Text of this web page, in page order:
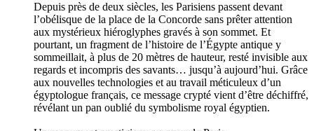
Depuis près de deux siècles, les Parisiens passent devant
l’obélisque de la place de la Concorde sans prêter attention
aux mystérieux hiéroglyphes gravés à son sommet. Et
pourtant, un fragment de l’histoire de l’Égypte antique y
sommeillait, à plus de 20 mètres de hauteur, resté invisible aux
regards et incompris des savants… jusqu’à aujourd’hui. Grâce
aux nouvelles technologies et au travail méticuleux d’un
égyptologue français, ce message crypté vient d’être déchiffré,
révélant un pan oublié du symbolisme royal égyptien.